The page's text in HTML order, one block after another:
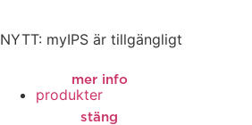
NYTT: myIPS är tillgängligt
mer info
stäng
produkter